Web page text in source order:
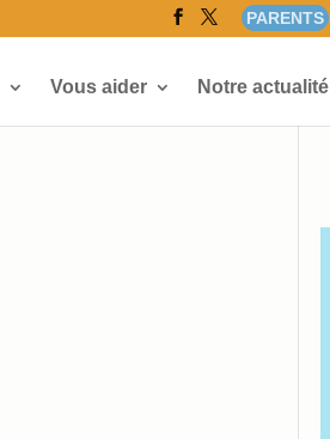
PARENTS
Vous aider Notre actualité